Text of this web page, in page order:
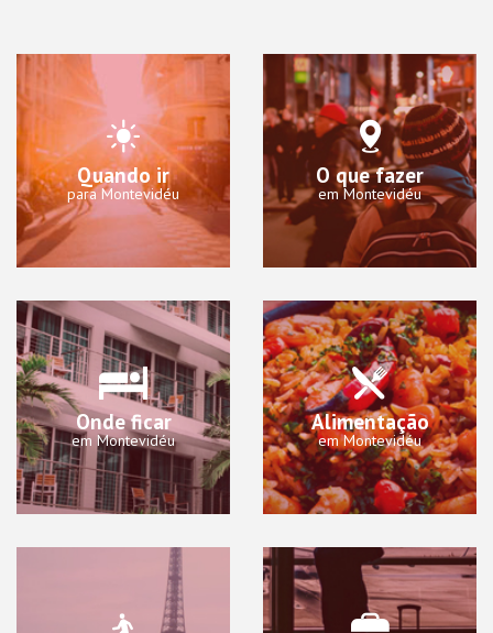
Quando ir
para Montevidéu
O que fazer
em Montevidéu
Onde ficar
em Montevidéu
Alimentação
em Montevidéu